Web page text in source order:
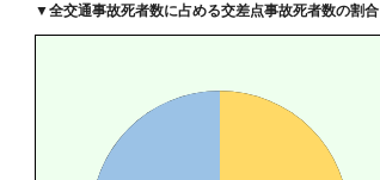
▼全交通事故死者数に占める交差点事故死者数の割合